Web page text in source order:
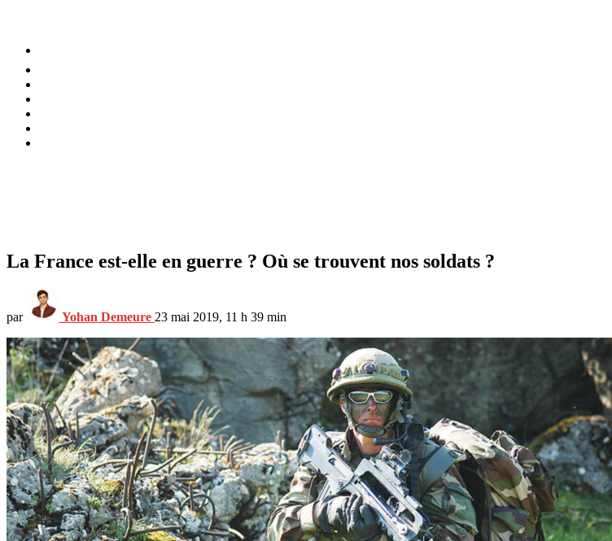
La France est-elle en guerre ? Où se trouvent nos soldats ?
par Yohan Demeure 23 mai 2019, 11 h 39 min